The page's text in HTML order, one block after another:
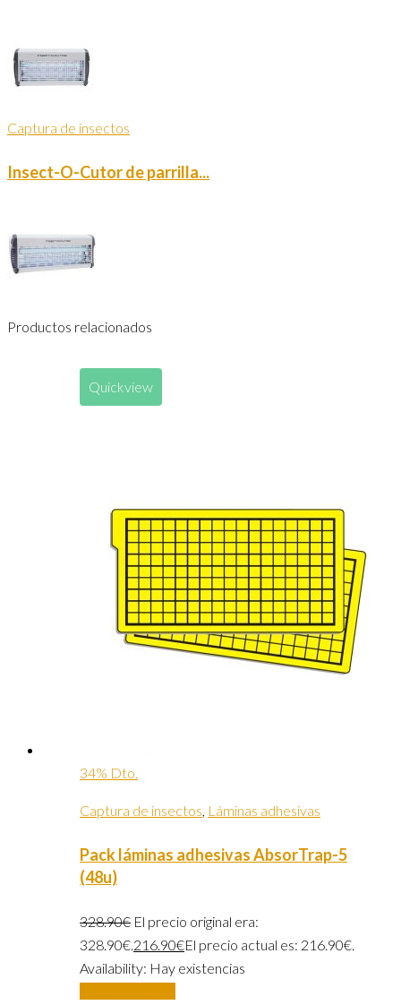
Captura de insectos
Insect-O-Cutor de parrilla...
Productos relacionados
Quickview
34% Dto.
Captura de insectos, Láminas adhesivas
Pack láminas adhesivas AbsorTrap-5
(48u)
328.90€ El precio original era:
328.90€.216.90€El precio actual es: 216.90€.
Availability: Hay existencias